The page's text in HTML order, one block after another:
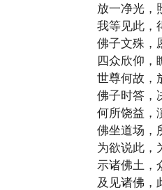
放一净光，
我等见此，
佛子文殊，
四众欣仰，
世尊何故，
佛子时答，
何所饶益，
佛坐道场，
为欲说此，
示诸佛土，
及见诸佛，